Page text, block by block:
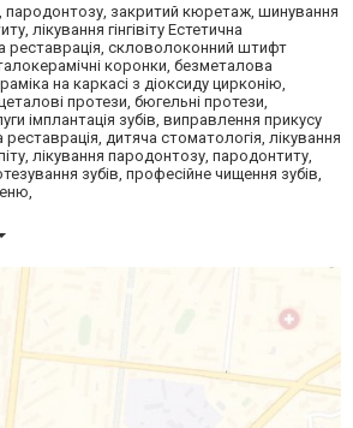
пародонтозу, закритий кюретаж, шинування
лікування гінгівіту Естетична
реставрація, скловолоконний штифт
коронки, безметалова
на каркасі з діоксиду цирконію,
протези, бюгельні протези,
імплантація зубів, виправлення прикусу
дитяча стоматологія, лікування
лікування пародонтозу, пародонтиту,
зубів, професійне чищення зубів,